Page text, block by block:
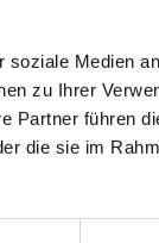
Medien
zu Ihrer
Partner führen
die sie im